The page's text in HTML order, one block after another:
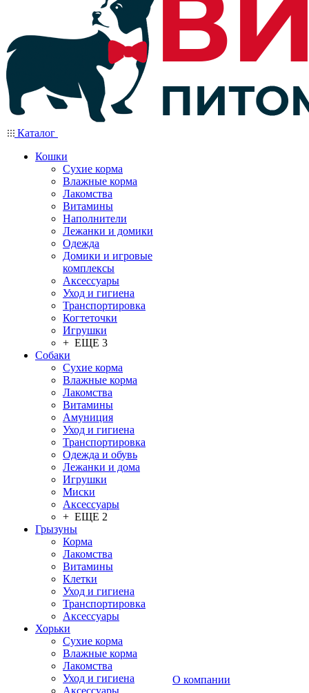
Каталог
Кошки
Сухие корма
Влажные корма
Лакомства
Витамины
Наполнители
Лежанки и домики
Одежда
Домики и игровые
комплексы
Аксессуары
Уход и гигиена
Транспортировка
Когтеточки
Игрушки
+ ЕЩЕ 3
Собаки
Сухие корма
Влажные корма
Лакомства
Витамины
Амуниция
Уход и гигиена
Транспортировка
Одежда и обувь
Лежанки и дома
Игрушки
Миски
Аксессуары
+ ЕЩЕ 2
Грызуны
Корма
Лакомства
Витамины
Клетки
Уход и гигиена
Транспортировка
Аксессуары
Хорьки
Сухие корма
Влажные корма
Лакомства
Уход и гигиена
Аксессуары
О компании